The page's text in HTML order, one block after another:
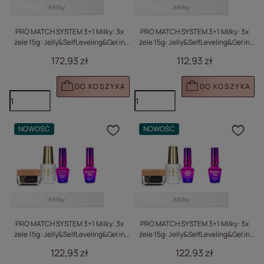
PRO MATCH SYSTEM 3+1 Milky: 3x
żele 15g: Jelly&SelfLeveling&Gel in
172,93 zł
DO KOSZYKA
PRO MATCH SYSTEM 3+1 Milky: 3x
żele 15g: Jelly&SelfLeveling&Gel in
112,93 zł
DO KOSZYKA
NOWOŚĆ
PRO MATCH SYSTEM 3+1 Milky: 3x
żele 15g: Jelly&SelfLeveling&Gel in
122,93 zł
Kliknij, aby dodać
NOWOŚĆ
PRO MATCH SYSTEM 3+1 Milky: 3x
żele 15g: Jelly&SelfLeveling&Gel in
122,93 zł